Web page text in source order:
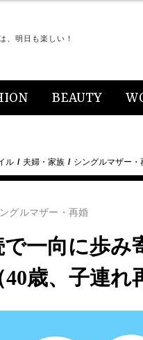
、明日も楽しい！
BEAUTY
ル 夫婦・家族 シングルマザー・
グルマザー・再婚
で一向に歩み
歳、子連れ